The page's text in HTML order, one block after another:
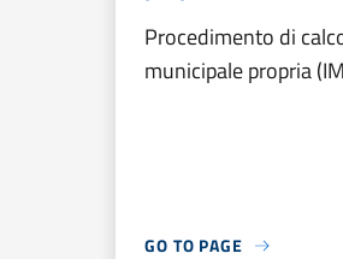
Procedimento di
municipale propria
GO TO PAGE